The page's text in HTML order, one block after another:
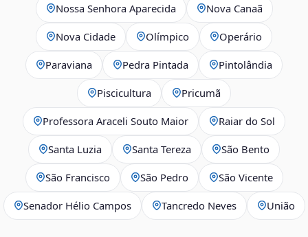
Nossa Senhora Aparecida Nova Canaã
Nova Cidade Olímpico Operário
Paraviana Pedra Pintada Pintolândia
Piscicultura Pricumã
Professora Araceli Souto Maior Raiar do Sol
Santa Luzia Santa Tereza São Bento
São Francisco São Pedro São Vicente
Senador Hélio Campos Tancredo Neves União